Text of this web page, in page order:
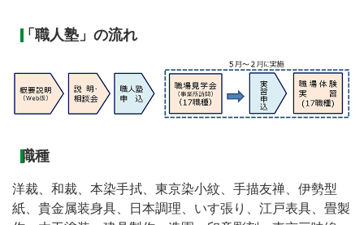
「職人塾」の流れ
職種
洋裁、和裁、本染手拭、東京染小紋、手描友禅、伊勢型
紙、貴金属装身具、日本調理、いす張り、江戸表具、畳製